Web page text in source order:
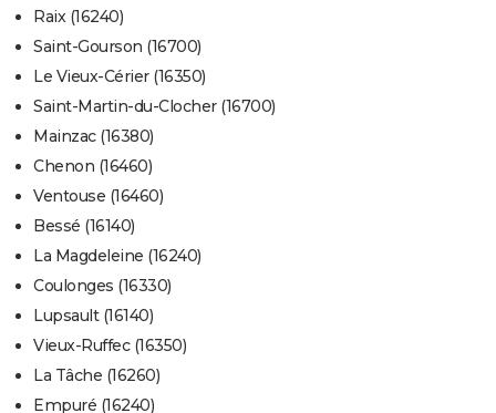
Raix (16240)
Saint-Gourson (16700)
Le Vieux-Cérier (16350)
Saint-Martin-du-Clocher (16700)
Mainzac (16380)
Chenon (16460)
Ventouse (16460)
Bessé (16140)
La Magdeleine (16240)
Coulonges (16330)
Lupsault (16140)
Vieux-Ruffec (16350)
La Tâche (16260)
Empuré (16240)